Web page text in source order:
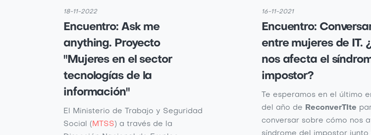
18-11-2022
Encuentro: Ask me
anything. Proyecto
"Mujeres en el sector
tecnologías de la
información"
El Ministerio de Trabajo y Seguridad
Social ( MTSS ) a través de la
16-11-2021
Encuentro:
entre mujeres de IT.
nos afecta el
impostor?
Te esperamos en el último
del año de
ReconverTIte
conversar sobre cómo nos
síndrome del impostor junto